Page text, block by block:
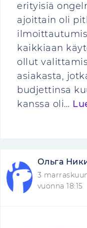
erityisiä
ajoittain oli
kaikkiaan
ollut
asiakasta,
budjettinsa
kanssa oli…
Ольга
3
vuonna 18:15